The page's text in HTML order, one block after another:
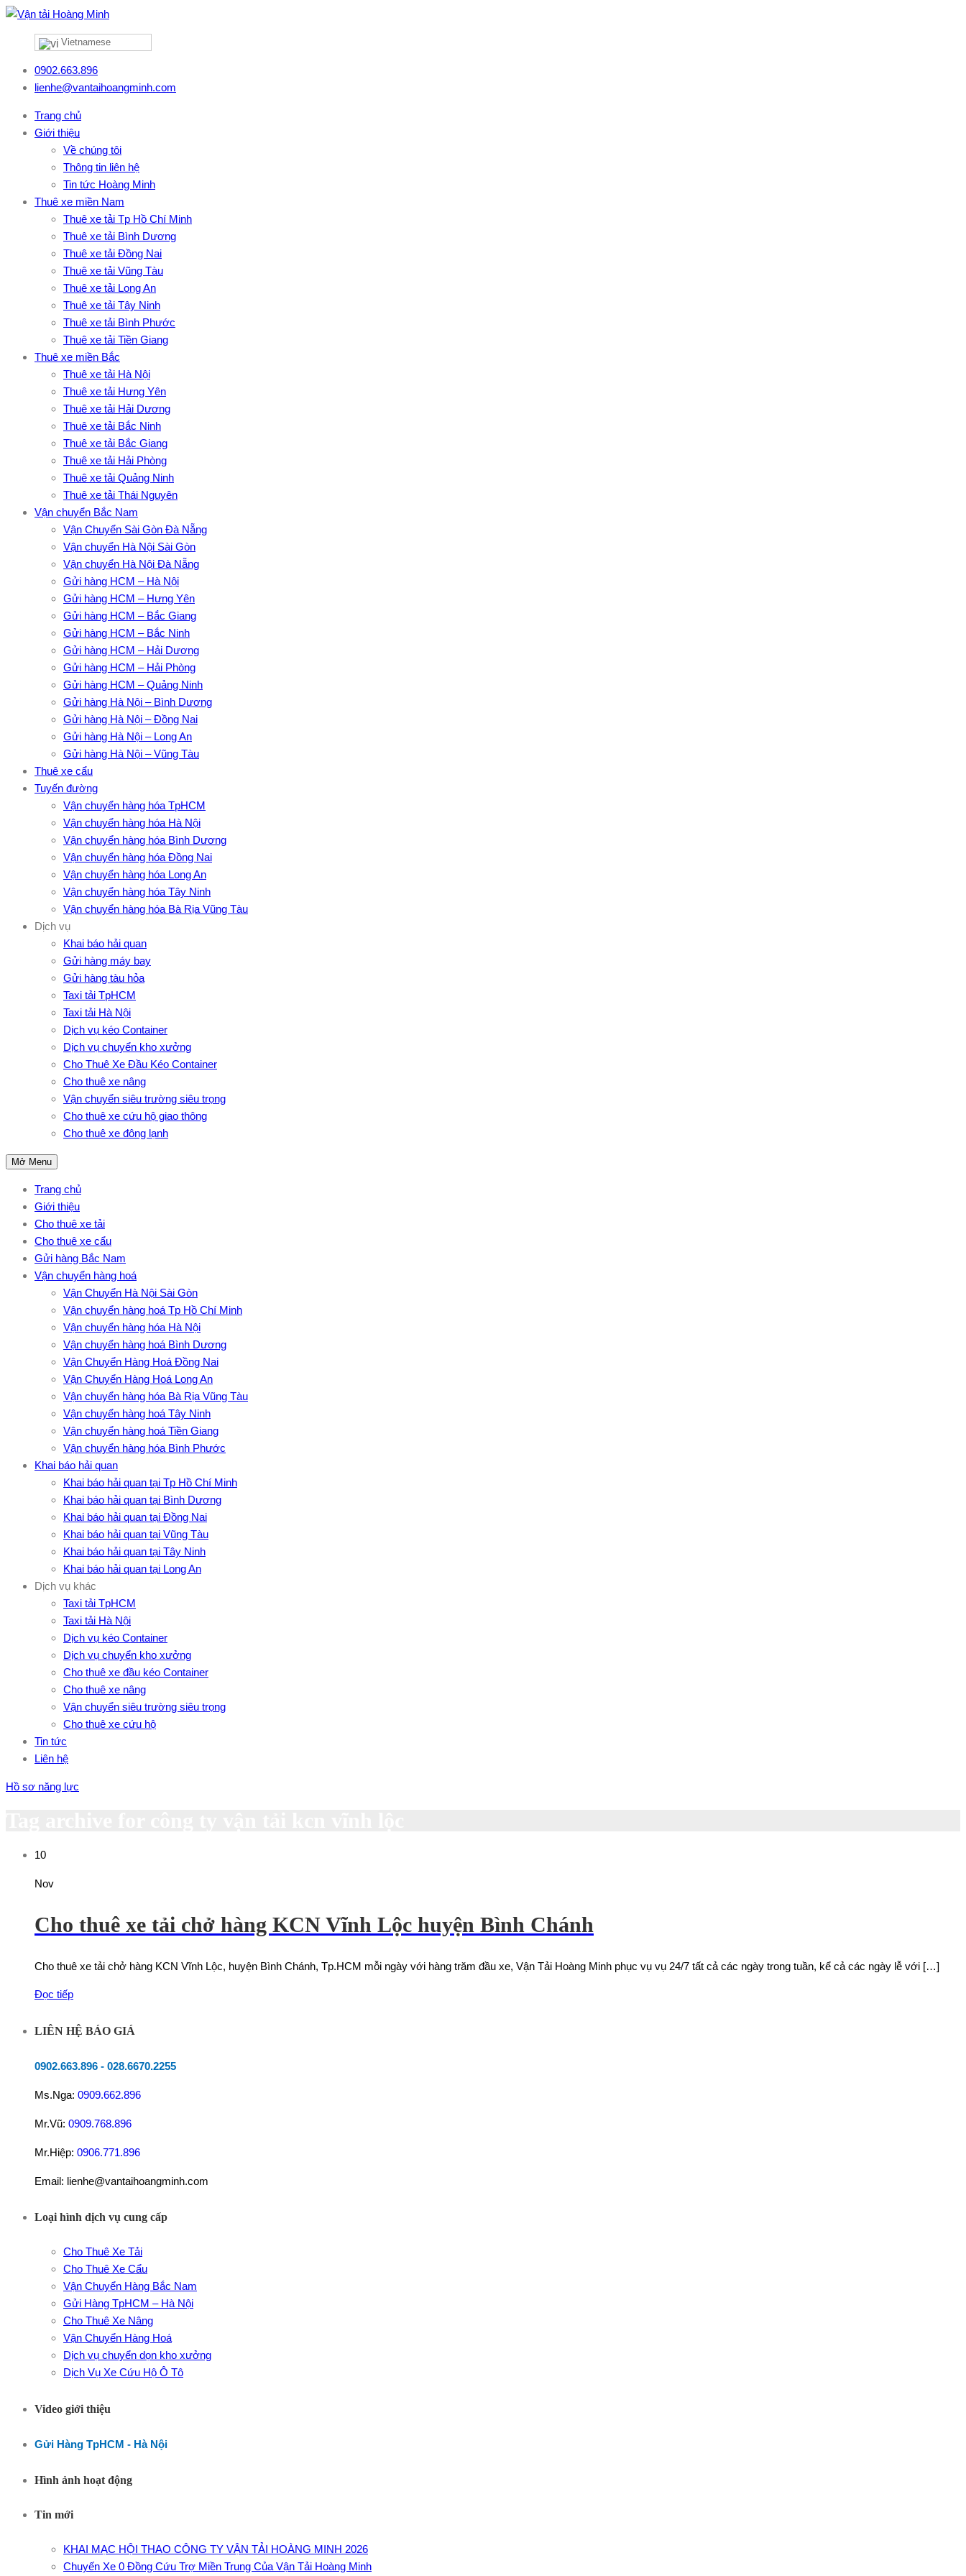
Vietnamese
0902.663.896
lienhe@vantaihoangminh.com
Trang chủ
Giới thiệu
Về chúng tôi
Thông tin liên hệ
Tin tức Hoàng Minh
Thuê xe miền Nam
Thuê xe tải Tp Hồ Chí Minh
Thuê xe tải Bình Dương
Thuê xe tải Đồng Nai
Thuê xe tải Vũng Tàu
Thuê xe tải Long An
Thuê xe tải Tây Ninh
Thuê xe tải Bình Phước
Thuê xe tải Tiền Giang
Thuê xe miền Bắc
Thuê xe tải Hà Nội
Thuê xe tải Hưng Yên
Thuê xe tải Hải Dương
Thuê xe tải Bắc Ninh
Thuê xe tải Bắc Giang
Thuê xe tải Hải Phòng
Thuê xe tải Quảng Ninh
Thuê xe tải Thái Nguyên
Vận chuyển Bắc Nam
Vận Chuyển Sài Gòn Đà Nẵng
Vận chuyển Hà Nội Sài Gòn
Vận chuyển Hà Nội Đà Nẵng
Gửi hàng HCM – Hà Nội
Gửi hàng HCM – Hưng Yên
Gửi hàng HCM – Bắc Giang
Gửi hàng HCM – Bắc Ninh
Gửi hàng HCM – Hải Dương
Gửi hàng HCM – Hải Phòng
Gửi hàng HCM – Quảng Ninh
Gửi hàng Hà Nội – Bình Dương
Gửi hàng Hà Nội – Đồng Nai
Gửi hàng Hà Nội – Long An
Gửi hàng Hà Nội – Vũng Tàu
Thuê xe cẩu
Tuyến đường
Vận chuyển hàng hóa TpHCM
Vận chuyển hàng hóa Hà Nội
Vận chuyển hàng hóa Bình Dương
Vận chuyển hàng hóa Đồng Nai
Vận chuyển hàng hóa Long An
Vận chuyển hàng hóa Tây Ninh
Vận chuyển hàng hóa Bà Rịa Vũng Tàu
Dịch vụ
Khai báo hải quan
Gửi hàng máy bay
Gửi hàng tàu hỏa
Taxi tải TpHCM
Taxi tải Hà Nội
Dịch vụ kéo Container
Dịch vụ chuyển kho xưởng
Cho Thuê Xe Đầu Kéo Container
Cho thuê xe nâng
Vận chuyển siêu trường siêu trọng
Cho thuê xe cứu hộ giao thông
Cho thuê xe đông lạnh
Mở Menu
Trang chủ
Giới thiệu
Cho thuê xe tải
Cho thuê xe cẩu
Gửi hàng Bắc Nam
Vận chuyển hàng hoá
Vận Chuyển Hà Nội Sài Gòn
Vận chuyển hàng hoá Tp Hồ Chí Minh
Vận chuyển hàng hóa Hà Nội
Vận chuyển hàng hoá Bình Dương
Vận Chuyển Hàng Hoá Đồng Nai
Vận Chuyển Hàng Hoá Long An
Vận chuyển hàng hóa Bà Rịa Vũng Tàu
Vận chuyển hàng hoá Tây Ninh
Vận chuyển hàng hoá Tiền Giang
Vận chuyển hàng hóa Bình Phước
Khai báo hải quan
Khai báo hải quan tại Tp Hồ Chí Minh
Khai báo hải quan tại Bình Dương
Khai báo hải quan tại Đồng Nai
Khai báo hải quan tại Vũng Tàu
Khai báo hải quan tại Tây Ninh
Khai báo hải quan tại Long An
Dịch vụ khác
Taxi tải TpHCM
Taxi tải Hà Nội
Dịch vụ kéo Container
Dịch vụ chuyển kho xưởng
Cho thuê xe đầu kéo Container
Cho thuê xe nâng
Vận chuyển siêu trường siêu trọng
Cho thuê xe cứu hộ
Tin tức
Liên hệ
Hồ sơ năng lực
10
Nov
Cho thuê xe tải chở hàng KCN Vĩnh Lộc huyện Bình Chánh
Cho thuê xe tải chở hàng KCN Vĩnh Lộc, huyện Bình Chánh, Tp.HCM mỗi ngày với hàng trăm đầu xe, Vận Tải Hoàng Minh phục vụ vụ 24/7 tất cả các ngày trong tuần, kể cả các ngày lễ với […]
Đọc tiếp
LIÊN HỆ BÁO GIÁ
0902.663.896 - 028.6670.2255
Ms.Nga: 0909.662.896
Mr.Vũ: 0909.768.896
Mr.Hiệp: 0906.771.896
Email: lienhe@vantaihoangminh.com
Loại hình dịch vụ cung cấp
Cho Thuê Xe Tải
Cho Thuê Xe Cẩu
Vận Chuyển Hàng Bắc Nam
Gửi Hàng TpHCM – Hà Nội
Cho Thuê Xe Nâng
Vận Chuyển Hàng Hoá
Dịch vụ chuyển dọn kho xưởng
Dịch Vụ Xe Cứu Hộ Ô Tô
Video giới thiệu
Gửi Hàng TpHCM - Hà Nội
Hình ảnh hoạt động
Tin mới
KHAI MẠC HỘI THAO CÔNG TY VẬN TẢI HOÀNG MINH 2026
Chuyến Xe 0 Đồng Cứu Trợ Miền Trung Của Vận Tải Hoàng Minh